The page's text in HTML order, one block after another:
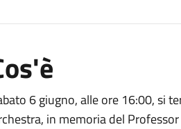
6 giugno, alle ore 16:00, si
in memoria del